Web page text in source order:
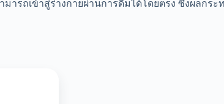
ารถเข้าสู่ร่างกายผ่านการดื่มได้โดยตรง ซึ่งผลกร